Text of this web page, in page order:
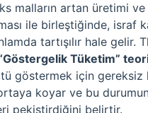
malların artan üretimi ve
ile birleştiğinde, israf
tartışılır hale gelir.
Tüketim”
göstermek için gereksiz
ortaya koyar ve bu
pekiştirdiğini belirtir.